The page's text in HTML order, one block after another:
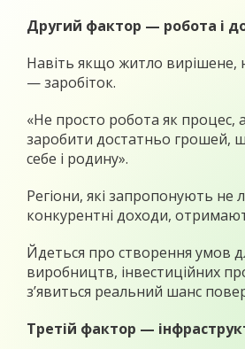
Другий фактор — робота і
Навіть якщо житло вирішене,
— заробіток.
«Не просто робота як процес,
заробити достатньо грошей,
себе і родину».
Регіони, які запропонують не
конкурентні доходи,
Йдеться про створення умов
виробництв, інвестиційних
з’явиться реальний шанс
Третій фактор —